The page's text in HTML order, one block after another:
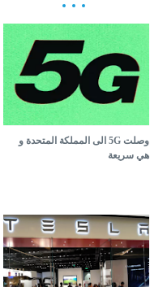
وصلت 5G الى المملكة المتحدة و
هي سريعة